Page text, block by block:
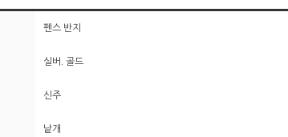
펜스 반지
실버. 골드
신주
낱개